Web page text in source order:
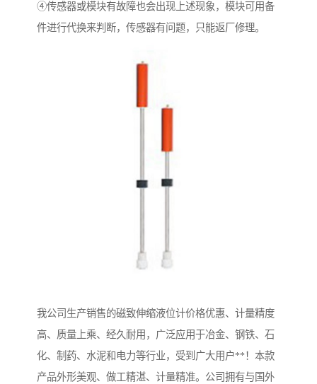
④传感器或模块有故障也会出现上述现象，模块可用备
件进行代换来判断，传感器有问题，只能返厂修理。
我公司生产销售的磁致伸缩液位计价格优惠、计量精度
高、质量上乘、经久耐用，广泛应用于冶金、钢铁、石
化、制药、水泥和电力等行业，受到广大用户**！本款
产品外形美观、做工精湛、计量精准。公司拥有与国外